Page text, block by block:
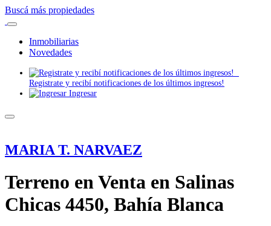
Buscá más propiedades
Inmobiliarias
Novedades
Registrate y recibí notificaciones de los últimos ingresos!
Ingresar
MARIA T. NARVAEZ
Terreno en Venta en Salinas
Chicas 4450, Bahía Blanca